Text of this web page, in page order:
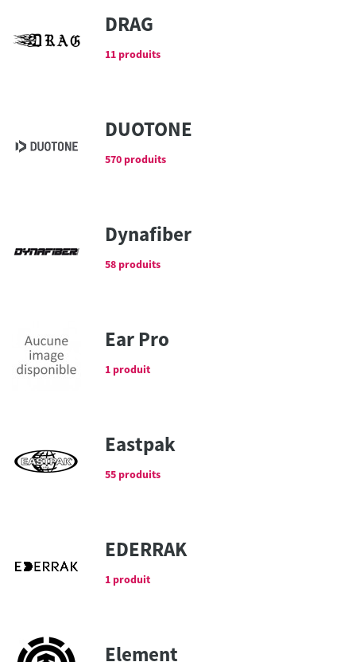
DRAG
11 produits
DUOTONE
570 produits
Dynafiber
58 produits
Ear Pro
1 produit
Eastpak
55 produits
EDERRAK
1 produit
Element